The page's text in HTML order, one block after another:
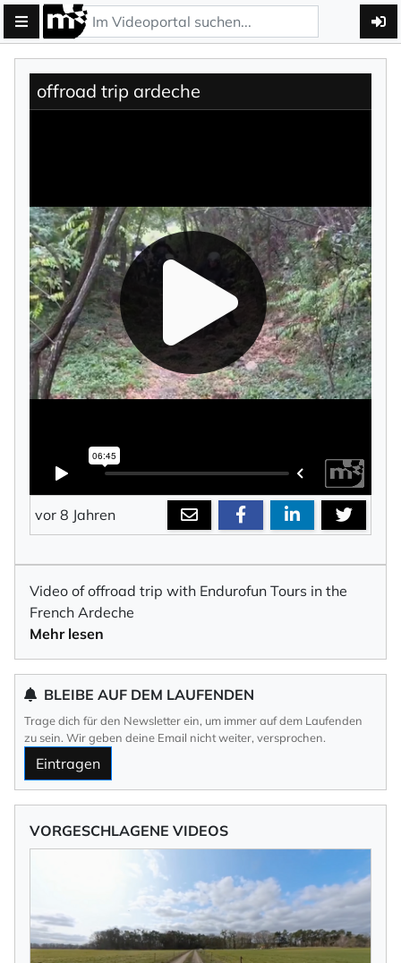
offroad trip ardeche
vor 8 Jahren
Video of offroad trip with Endurofun Tours in the
French Ardeche
Mehr lesen
BLEIBE AUF DEM LAUFENDEN
Trage dich für den Newsletter ein, um immer auf dem Laufenden
zu sein. Wir geben deine Email nicht weiter, versprochen.
Eintragen
VORGESCHLAGENE VIDEOS